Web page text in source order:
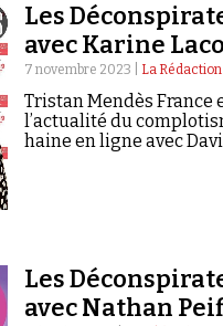
Les
avec Karine
7 novembre 2023 | La Rédaction
Tristan Mendès France
l’actualité du
haine en ligne avec
Les
avec Nathan